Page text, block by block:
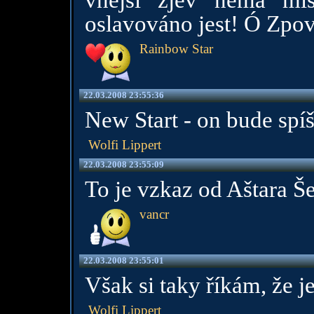
oslavováno jest! Ó
Rainbow Star
22.03.2008 23:55:36
New Start - on bude
Wolfi Lippert
22.03.2008 23:55:09
To je vzkaz od Aštara
vancr
22.03.2008 23:55:01
Však si taky říkám, že
Wolfi Lippert